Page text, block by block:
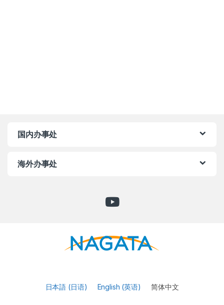
国内办事处
海外办事处
日本語 (日语) English (英语) 简体中文